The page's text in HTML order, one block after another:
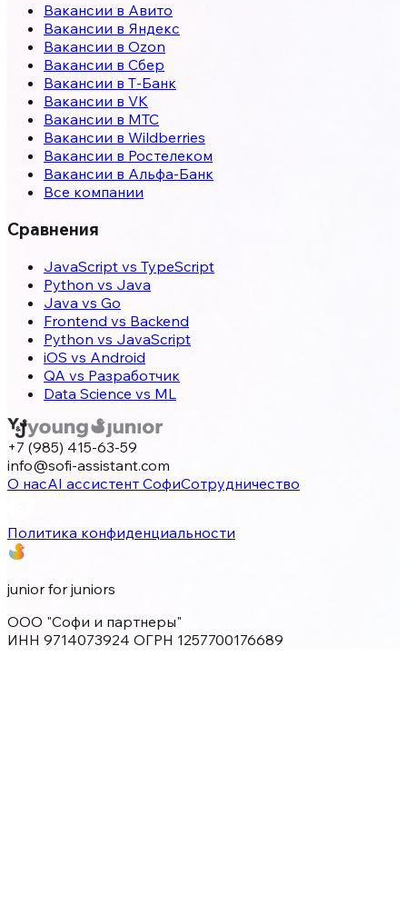
Вакансии в Авито
Вакансии в Яндекс
Вакансии в Ozon
Вакансии в Сбер
Вакансии в Т-Банк
Вакансии в VK
Вакансии в МТС
Вакансии в Wildberries
Вакансии в Ростелеком
Вакансии в Альфа-Банк
Все компании
Сравнения
JavaScript vs TypeScript
Python vs Java
Java vs Go
Frontend vs Backend
Python vs JavaScript
iOS vs Android
QA vs Разработчик
Data Science vs ML
+7 (985) 415-63-59
info@sofi-assistant.com
О насAI ассистент СофиСотрудничество
Политика конфиденциальности
junior for juniors
ООО "Софи и партнеры"
ИНН 9714073924 ОГРН 1257700176689